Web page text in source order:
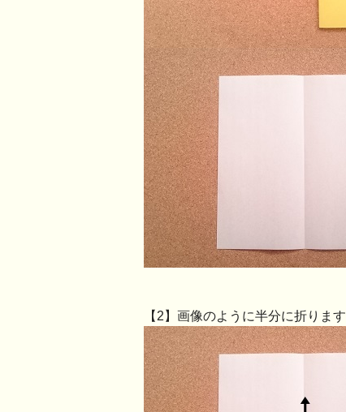
【2】画像のように半分に折ります